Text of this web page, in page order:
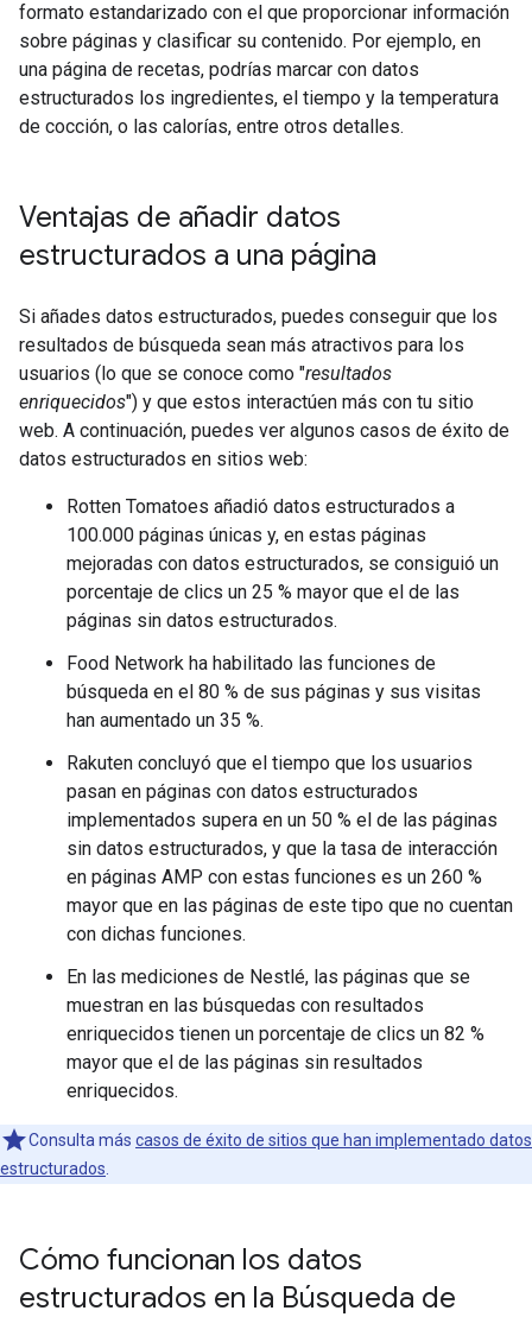
formato estandarizado con el que proporcionar información
sobre páginas y clasificar su contenido. Por ejemplo, en
una página de recetas, podrías marcar con datos
estructurados los ingredientes, el tiempo y la temperatura
de cocción, o las calorías, entre otros detalles.
Ventajas de añadir datos
estructurados a una página
Si añades datos estructurados, puedes conseguir que los
resultados de búsqueda sean más atractivos para los
usuarios (lo que se conoce como "resultados
enriquecidos") y que estos interactúen más con tu sitio
web. A continuación, puedes ver algunos casos de éxito de
datos estructurados en sitios web:
Rotten Tomatoes añadió datos estructurados a
100.000 páginas únicas y, en estas páginas
mejoradas con datos estructurados, se consiguió un
porcentaje de clics un 25 % mayor que el de las
páginas sin datos estructurados.
Food Network ha habilitado las funciones de
búsqueda en el 80 % de sus páginas y sus visitas
han aumentado un 35 %.
Rakuten concluyó que el tiempo que los usuarios
pasan en páginas con datos estructurados
implementados supera en un 50 % el de las páginas
sin datos estructurados, y que la tasa de interacción
en páginas AMP con estas funciones es un 260 %
mayor que en las páginas de este tipo que no cuentan
con dichas funciones.
En las mediciones de Nestlé, las páginas que se
muestran en las búsquedas con resultados
enriquecidos tienen un porcentaje de clics un 82 %
mayor que el de las páginas sin resultados
enriquecidos.
Consulta más casos de éxito de sitios que han implementado datos
estructurados
Cómo funcionan los datos
estructurados en la Búsqueda de